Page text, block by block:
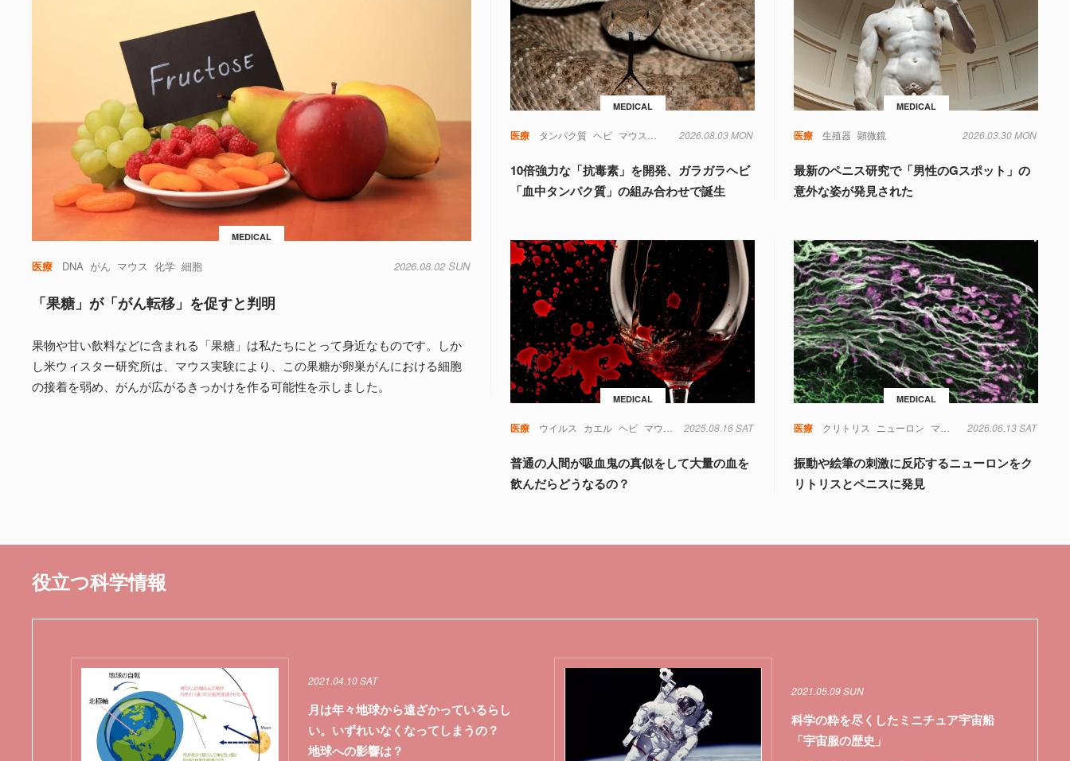
MEDICAL
医療 DNA がん マウス 化学 細胞 2026.08.02 SUN
「果糖」が「がん転移」を促すと判明
果物や甘い飲料などに含まれる「果糖」は私たちにとって身近なものです。しか
し米ウィスター研究所は、マウス実験により、この果糖が卵巣がんにおける細胞
の接着を弱め、がんが広がるきっかけを作る可能性を示しました。
MEDICAL
医療 タンパク質 ヘビ マウス 実験 毒 遺伝子
2026.08.03 MON
10倍強力な「抗毒素」を開発、ガラガラヘビ
「血中タンパク質」の組み合わせで誕生
MEDICAL
医療 生殖器 顕微鏡 2026.03.30 MON
最新のペニス研究で「男性のGスポット」の
意外な姿が発見された
MEDICAL
医療 ウイルス カエル ヘビ マウス 免疫 毒 糖尿病 遺伝子
2025.08.16 SAT
普通の人間が吸血鬼の真似をして大量の血を
飲んだらどうなるの？
MEDICAL
医療 クリトリス ニューロン マウス 性科学
2026.06.13 SAT
振動や絵筆の刺激に反応するニューロンをク
リトリスとペニスに発見
役立つ科学情報
2021.04.10 SAT
月は年々地球から遠ざかっているらし
い。いずれいなくなってしまうの？
地球への影響は？
2021.05.09 SUN
科学の粋を尽くしたミニチュア宇宙船
「宇宙服の歴史」